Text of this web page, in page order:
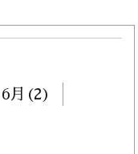
6月(2)